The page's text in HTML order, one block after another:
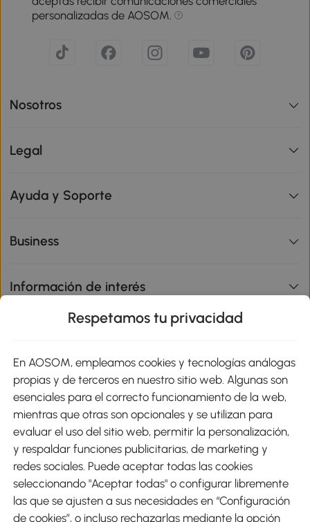
personalizadas de AOSOM.
Nosotros
Legal
Ayuda y Soporte
Business
Información de interés
Métodos de Pago
Envíos
Respetamos tu privacidad
En AOSOM, empleamos cookies y tecnologías análogas
propias y de terceros en nuestro sitio web. Algunas son
esenciales para el correcto funcionamiento de la web,
mientras que otras son opcionales y se utilizan para
evaluar el uso del sitio web, permitir la personalización,
y respaldar funciones publicitarias, de marketing y
redes sociales. Puede aceptar todas las cookies
seleccionando "Aceptar todas" o configurar libremente
las que se ajusten a sus necesidades en “Configuración
de cookies”, o incluso rechazarlas mediante la opción